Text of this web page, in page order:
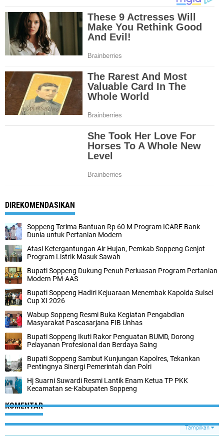
DIREKOMENDASIKAN
Soppeng Terima Bantuan Rp 60 M Program ICARE Bank
Dunia untuk Pertanian Modern
Atasi Ketergantungan Air Hujan, Pemkab Soppeng Genjot
Program Listrik Masuk Sawah
Bupati Soppeng Dukung Penuh Perluasan Program Pertanian
Modern PM-AAS
Bupati Soppeng Hadiri Kejuaraan Menembak Kapolda Sulsel
Cup XI 2026
Wabup Soppeng Resmi Buka Kegiatan Pengabdian
Masyarakat Pascasarjana FIB Unhas
Bupati Soppeng Ikuti Rakor Penguatan BUMD, Dorong
Pelayanan Profesional dan Berdaya Saing
Bupati Soppeng Sambut Kunjungan Kapolres, Tekankan
Pentingnya Sinergi Pemerintah dan Polri
Hj Suarni Suwardi Resmi Lantik Enam Ketua TP PKK
Kecamatan se-Kabupaten Soppeng
KOMENTAR
Tampilkan